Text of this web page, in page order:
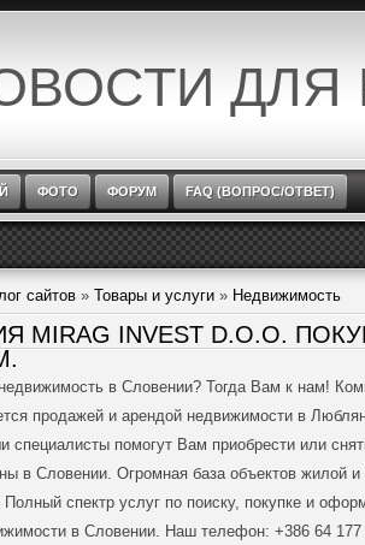
ДЛЯ
ФОТО ФОРУМ FAQ (ВОПРОС/ОТВЕТ)
сайтов » Товары и услуги » Недвижимость
MIRAG INVEST D.O.O.
в Словении? Тогда Вам к нам!
продажей и арендой недвижимости в
специалисты помогут Вам приобрести или
в Словении. Огромная база объектов жилой и
спектр услуг по поиску, покупке и
в Словении. Наш телефон: +386 64 177